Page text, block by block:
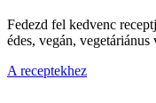
Fedezd fel kedvenc
édes, vegán,
A receptekhez